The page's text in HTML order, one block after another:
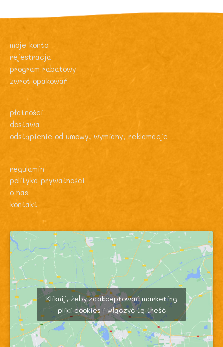
moje konto
rejestracja
program rabatowy
zwrot opakowań
płatności
dostawa
odstąpienie od umowy, wymiany, reklamacje
regulamin
polityka prywatności
o nas
kontakt
Kliknij, żeby zaakceptować marketing
pliki cookies i włączyć tę treść